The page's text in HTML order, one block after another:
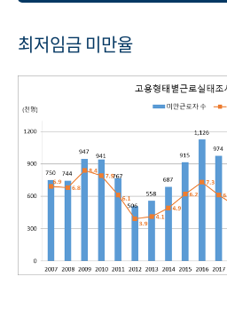
최저임금 미만율